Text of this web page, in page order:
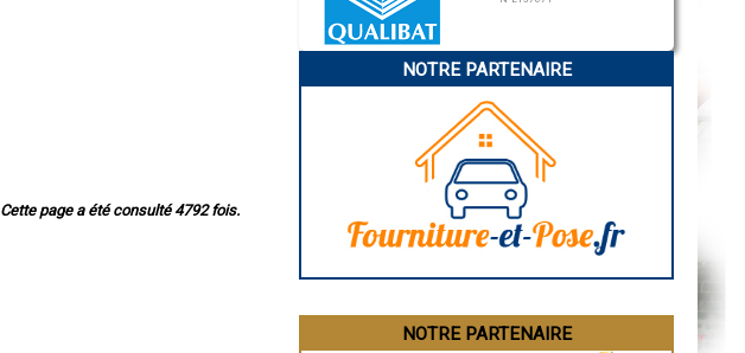
Cette page a été consulté 4792 fois.
Charleville-Mézières
Pamiers
Narbonne
Brive-la-Gaillarde
Guéret
Besançon
NOTRE PARTENAIRE
NOTRE PARTENAIRE